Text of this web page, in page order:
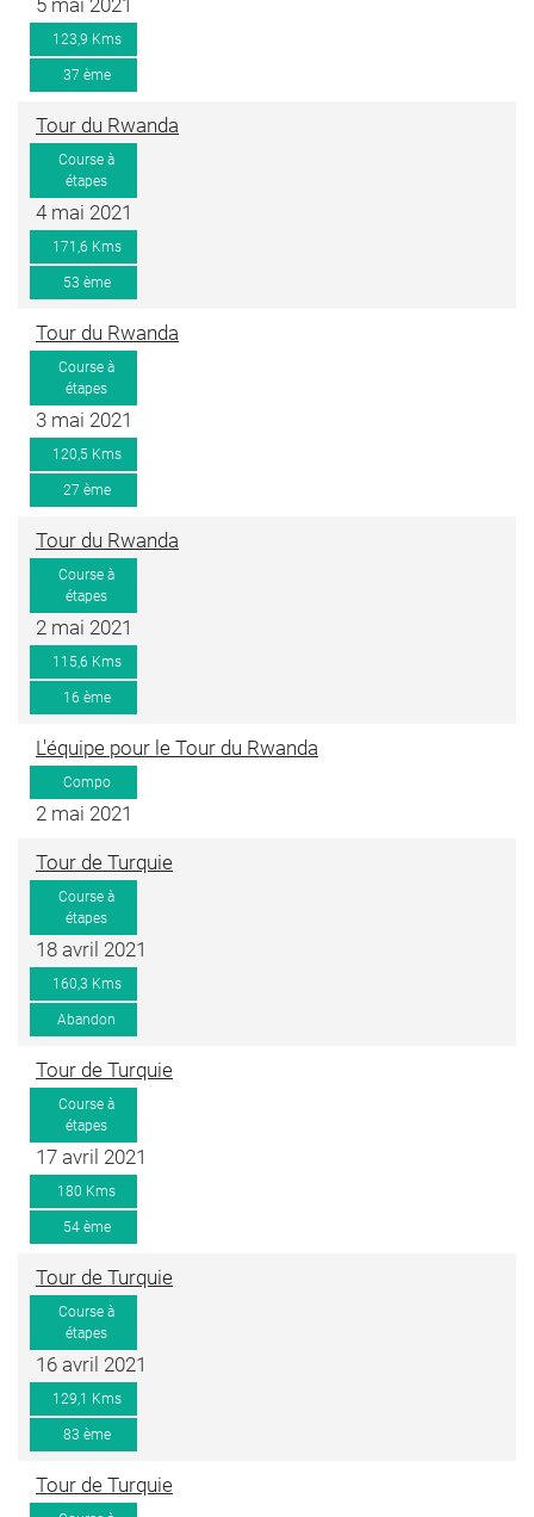
5 mai 2021
123,9 Kms
37 ème
Tour du Rwanda
Course à
étapes
4 mai 2021
171,6 Kms
53 ème
Tour du Rwanda
Course à
étapes
3 mai 2021
120,5 Kms
27 ème
Tour du Rwanda
Course à
étapes
2 mai 2021
115,6 Kms
16 ème
L'équipe pour le Tour du Rwanda
Compo
2 mai 2021
Tour de Turquie
Course à
étapes
18 avril 2021
160,3 Kms
Abandon
Tour de Turquie
Course à
étapes
17 avril 2021
180 Kms
54 ème
Tour de Turquie
Course à
étapes
16 avril 2021
129,1 Kms
83 ème
Tour de Turquie